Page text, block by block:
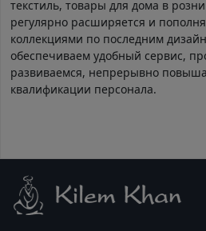
текстиль, товары для дома в
регулярно расширяется и
коллекциями по последним
обеспечиваем удобный сервис,
развиваемся, непрерывно
квалификации персонала.